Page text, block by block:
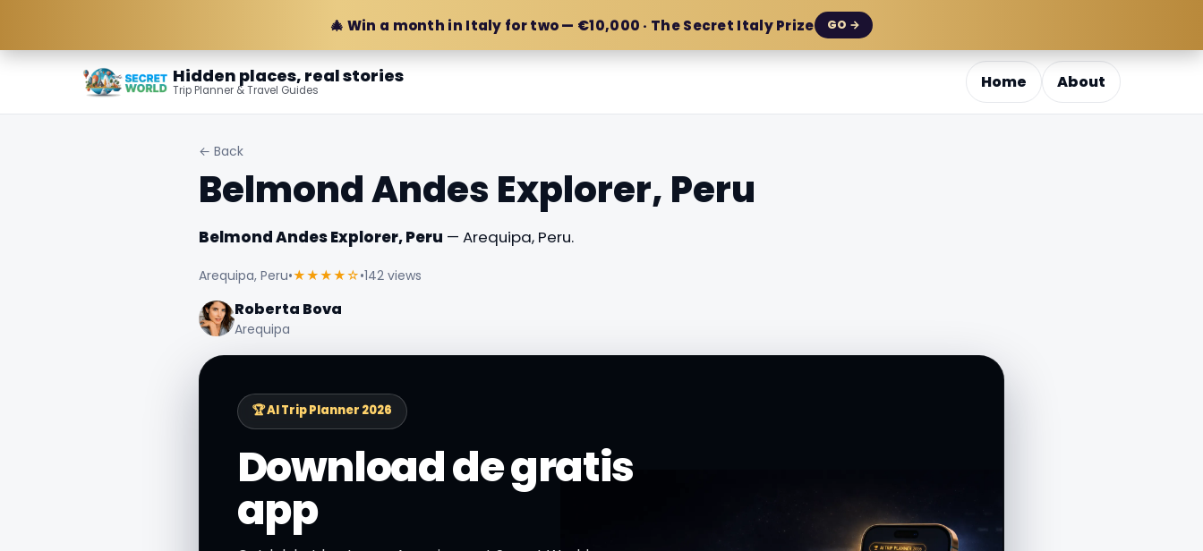
🎄 Win a month in Italy for two — €10,000 · The Secret Italy Prize GO →
Hidden places, real stories
Trip Planner & Travel Guides Home About
← Back
Belmond Andes Explorer, Peru
Belmond Andes Explorer, Peru — Arequipa, Peru.
Arequipa, Peru•★★★★☆•142 views
Roberta Bova
Arequipa
🏆 AI Trip Planner 2026
Download de gratis
app